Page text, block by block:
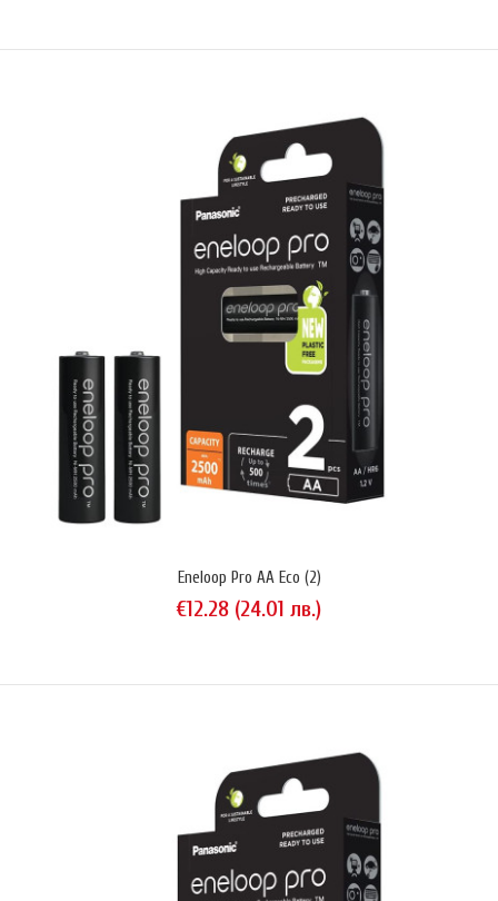
Eneloop AA Eco (2)
Комплект 2 бр. NiMH акумулаторни батерии Panasonic Eneloop® тип
AA (HR6) модел BK-3MCDE-2BE с нисък саморазряд (Low Self-
Eneloop Pro AA Eco (2)
€12.28 (24.01 лв.)